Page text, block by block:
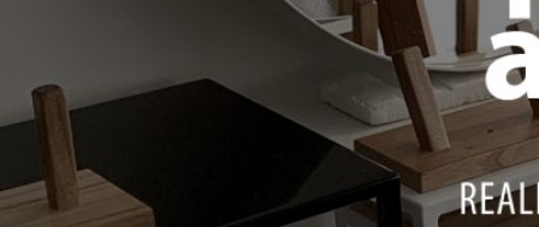
Barra Desayunadora
o 6 cuotas fijas de
$66.098
Barra Desayunadora
Valencia
$330.490
o 6 cuotas fijas de
$66.098